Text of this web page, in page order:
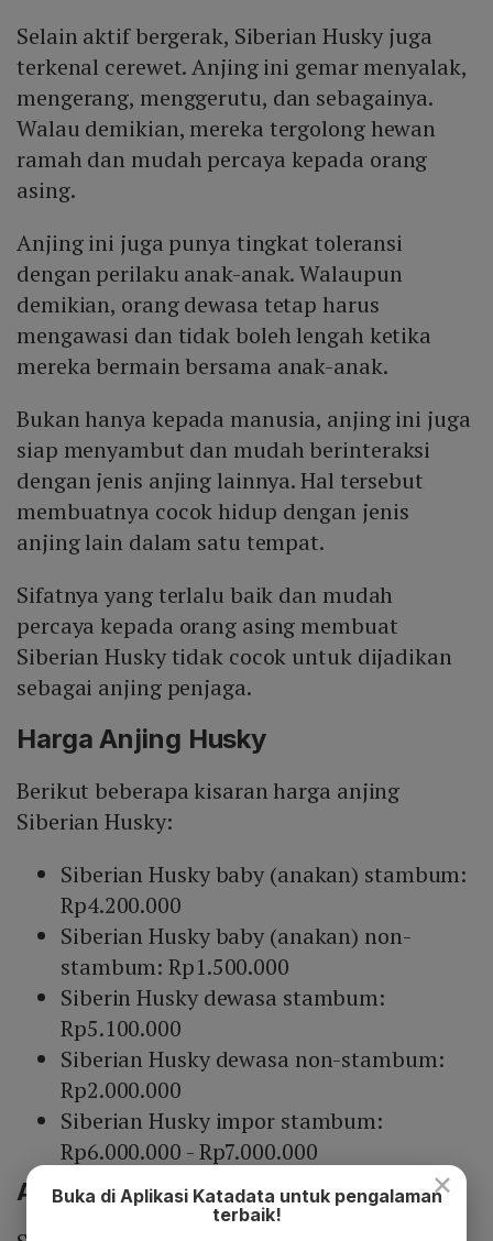
Selain aktif bergerak, Siberian Husky juga
terkenal cerewet. Anjing ini gemar menyalak,
mengerang, menggerutu, dan sebagainya.
Walau demikian, mereka tergolong hewan
ramah dan mudah percaya kepada orang
asing.
Anjing ini juga punya tingkat toleransi
dengan perilaku anak-anak. Walaupun
demikian, orang dewasa tetap harus
mengawasi dan tidak boleh lengah ketika
mereka bermain bersama anak-anak.
Bukan hanya kepada manusia, anjing ini juga
siap menyambut dan mudah berinteraksi
dengan jenis anjing lainnya. Hal tersebut
membuatnya cocok hidup dengan jenis
anjing lain dalam satu tempat.
Sifatnya yang terlalu baik dan mudah
percaya kepada orang asing membuat
Siberian Husky tidak cocok untuk dijadikan
sebagai anjing penjaga.
Harga Anjing Husky
Berikut beberapa kisaran harga anjing
Siberian Husky:
Siberian Husky baby (anakan) stambum:
Rp4.200.000
Siberian Husky baby (anakan) non-
stambum: Rp1.500.000
Siberin Husky dewasa stambum:
Rp5.100.000
Siberian Husky dewasa non-stambum:
Rp2.000.000
Siberian Husky impor stambum:
Rp6.000.000 - Rp7.000.000
Anjing yang Mirip Husky ×
Buka di Aplikasi Katadata untuk pengalaman
terbaik!